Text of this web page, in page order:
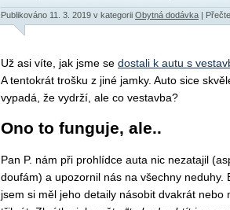
Publikováno 11. 3. 2019 v kategorii Obytná dodávka |
Už asi víte, jak jsme se dostali k autu s
A tentokrát trošku z jiné jamky. Auto sice
vypadá, že vydrží, ale co vestavba?
Ono to funguje, ale..
Pan P. nám při prohlídce auta nic nezatajil
doufám) a upozornil nás na všechny neduhy.
jsem si měl jeho detaily násobit dvakrát nebo